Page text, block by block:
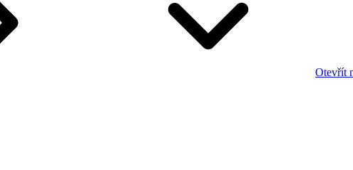
Otevřít